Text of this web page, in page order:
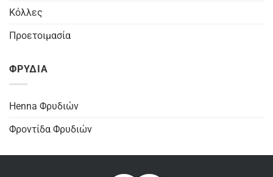
Κόλλες
Προετοιμασία
ΦΡΥΔΙΑ
Henna Φρυδιών
Φροντίδα Φρυδιών